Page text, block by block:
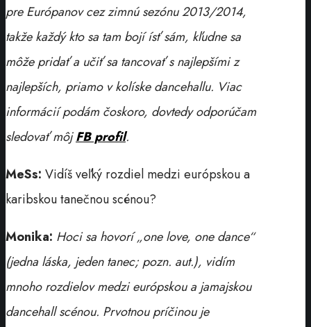
pre Európanov cez zimnú sezónu 2013/2014,
takže každý kto sa tam bojí ísť sám, kľudne sa
môže pridať a učiť sa tancovať s najlepšími z
najlepších, priamo v kolíske dancehallu. Viac
informácií podám čoskoro, dovtedy odporúčam
sledovať môjFB profil.
MeSs: Vidíš veľký rozdiel medzi európskou a
karibskou tanečnou scénou?
Monika: Hoci sa hovorí „one love, one dance“
(jedna láska, jeden tanec; pozn. aut.), vidím
mnoho rozdielov medzi európskou a jamajskou
dancehall scénou. Prvotnou príčinou je